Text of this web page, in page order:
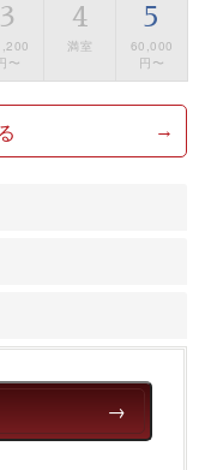
3
〜
4
満室
5
60,000
円〜